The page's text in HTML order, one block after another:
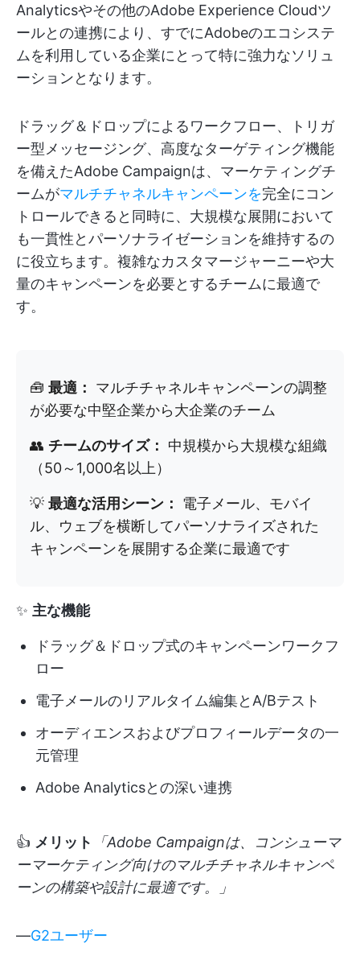
Analyticsやその他のAdobe Experience Cloudツ
ールとの連携により、すでにAdobeのエコシステ
ムを利用している企業にとって特に強力なソリュ
ーションとなります。
ドラッグ＆ドロップによるワークフロー、トリガ
ー型メッセージング、高度なターゲティング機能
を備えたAdobe Campaignは、マーケティングチ
ームがマルチチャネルキャンペーンを完全にコン
トロールできると同時に、大規模な展開において
も一貫性とパーソナライゼーションを維持するの
に役立ちます。複雑なカスタマージャーニーや大
量のキャンペーンを必要とするチームに最適で
す。
🧰 最適：
マルチチャネルキャンペーンの調整
が必要な中堅企業から大企業のチーム
👥 チームのサイズ：
中規模から大規模な組織
（50～1,000名以上）
💡 最適な活用シーン：
電子メール、モバイ
ル、ウェブを横断してパーソナライズされた
キャンペーンを展開する企業に最適です
✨ 主な機能
ドラッグ＆ドロップ式のキャンペーンワークフ
ロー
電子メールのリアルタイム編集とA/Bテスト
オーディエンスおよびプロフィールデータの一
元管理
Adobe Analyticsとの深い連携
👍 メリット
「Adobe Campaignは、コンシューマ
ーマーケティング向けのマルチチャネルキャンペ
ーンの構築や設計に最適です。」
—G2ユーザー